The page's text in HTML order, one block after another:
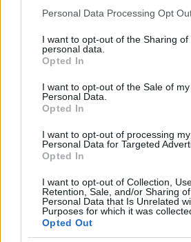
Please note that this website/app uses
not limited to your visit or usage
grant or deny consent to Google and
use your data for below specified
consent section.
Personal Data Processing Opt
I want to opt-out of the Sharing of
personal data.
Opted In
I want to opt-out of the Sale of my
Personal Data.
Opted In
I want to opt-out of processing my
Personal Data for Targeted
Opted In
I want to opt-out of Collection,
Retention, Sale, and/or Sharing
Personal Data that Is Unrelated
Purposes for which it was
Opted Out
- Különösen a Keszthelyi Sándor
hevesi származású, de ennek
értelmes, okos és jólelkű
várban komoly feszültség van a
őrség között. - mondta Bűti
tekintélyű öreg.
Kázmér, mire a többiek harsány
semmink egy ilyen ostrom
ráadásul tízen vagyunk? -
- Hát nem is nyílt színi